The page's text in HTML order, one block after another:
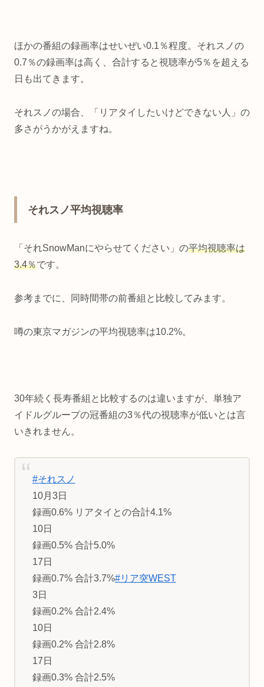
ほかの番組の録画率はせいぜい0.1％程度。それスノの
0.7％の録画率は高く、合計すると視聴率が5％を超える
日も出てきます。
それスノの場合、「リアタイしたいけどできない人」の
多さがうかがえますね。
それスノ平均視聴率
「それSnowManにやらせてください」の平均視聴率は
3.4％です。
参考までに、同時間帯の前番組と比較してみます。
噂の東京マガジンの平均視聴率は10.2%。
30年続く長寿番組と比較するのは違いますが、単独ア
イドルグループの冠番組の3％代の視聴率が低いとは言
いきれません。
#それスノ
10月3日
録画0.6% リアタイとの合計4.1%
10日
録画0.5% 合計5.0%
17日
録画0.7% 合計3.7%#リア突WEST
3日
録画0.2% 合計2.4%
10日
録画0.2% 合計2.8%
17日
録画0.3% 合計2.5%